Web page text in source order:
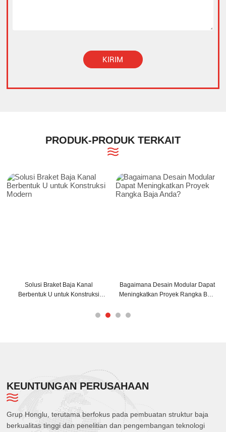
KIRIM
PRODUK-PRODUK TERKAIT
Baja
Bagaimana Balok Penopang C dan
Z Dapat Meningkatkan Struktur
Tips Pemasangan Baja
untuk Efisiensi Maksimal
KEUNTUNGAN PERUSAHAAN
Grup Honglu, terutama berfokus pada pembuatan struktur baja
berkualitas tinggi dan penelitian dan pengembangan teknologi